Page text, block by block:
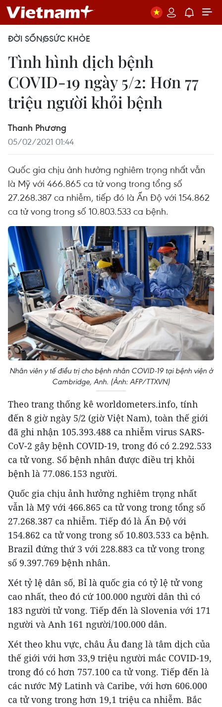
ĐỜI SỐNGSỨC KHỎE
Tình hình dịch bệnh
COVID-19 ngày 5/2: Hơn 77
triệu người khỏi bệnh
Thanh Phương
05/02/2021 01:44
Quốc gia chịu ảnh hưởng nghiêm trọng nhất vẫn
là Mỹ với 466.865 ca tử vong trong tổng số
27.268.387 ca nhiễm, tiếp đó là Ấn Độ với 154.862
ca tử vong trong số 10.803.533 ca bệnh.
Nhân viên y tế điều trị cho bệnh nhân COVID-19 tại bệnh viện ở
Cambridge, Anh. (Ảnh: AFP/TTXVN)
Theo trang thống kê worldometers.info, tính
đến 8 giờ ngày 5/2 (giờ Việt Nam), toàn thế giới
đã ghi nhận 105.393.488 ca nhiễm virus SARS-
CoV-2 gây bệnh COVID-19, trong đó có 2.292.533
ca tử vong. Số bệnh nhân được điều trị khỏi
bệnh là 77.086.153 người.
Quốc gia chịu ảnh hưởng nghiêm trọng nhất
vẫn là Mỹ với 466.865 ca tử vong trong tổng số
27.268.387 ca nhiễm. Tiếp đó là Ấn Độ với
154.862 ca tử vong trong số 10.803.533 ca bệnh.
Brazil đứng thứ 3 với 228.883 ca tử vong trong
số 9.397.769 bệnh nhân.
Xét tỷ lệ dân số, Bỉ là quốc gia có tỷ lệ tử vong
cao nhất, theo đó cứ 100.000 người dân thì có
183 người tử vong. Tiếp đến là Slovenia với 171
người và Anh 161 người/100.000 dân.
Xét theo khu vực, châu Âu đang là tâm dịch của
thế giới với hơn 33,9 triệu người mắc COVID-19,
trong đó có hơn 757.100 ca tử vong. Tiếp đến là
các nước Mỹ Latinh và Caribe, với hơn 606.000
ca tử vong trong hơn 19,1 triệu ca nhiễm. Bắc